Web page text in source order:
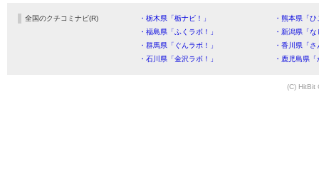
全国のクチコミナビ(R) ・栃木県「栃ナビ！」
・熊本県「
・福島県「ふくラボ！」
・新潟県「
・群馬県「ぐんラボ！」
・香川県「
・石川県「金沢ラボ！」
・鹿児島県
(C) HitBit